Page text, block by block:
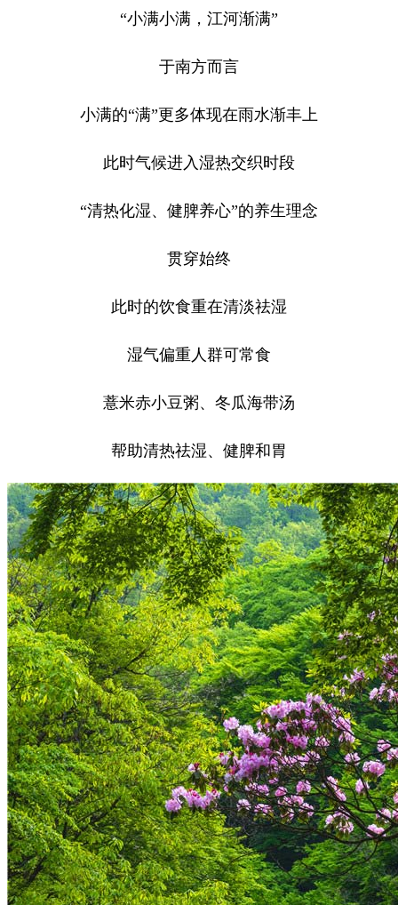
“小满小满，江河渐满”
于南方而言
小满的“满”更多体现在雨水渐丰上
此时气候进入湿热交织时段
“清热化湿、健脾养心”的养生理念
贯穿始终
此时的饮食重在清淡祛湿
湿气偏重人群可常食
薏米赤小豆粥、冬瓜海带汤
帮助清热祛湿、健脾和胃